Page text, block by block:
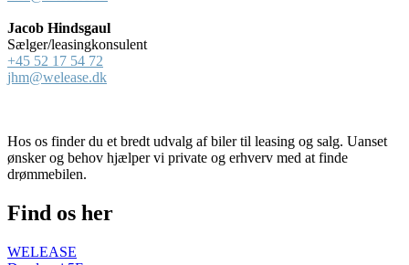
Jacob Hindsgaul
Sælger/leasingkonsulent
+45 52 17 54 72
jhm@welease.dk
Hos os finder du et bredt udvalg af biler til leasing og salg. Uanset
ønsker og behov hjælper vi private og erhverv med at finde
drømmebilen.
Find os her
WELEASE